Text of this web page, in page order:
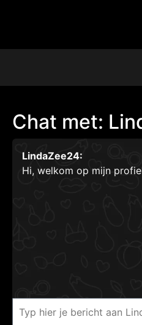
Chat met:
LindaZee24:
Hi, welkom op mijn